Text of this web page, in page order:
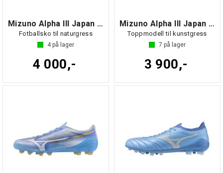
Mizuno Alpha III Japan MIX
Fotballsko til naturgress
4på lager
4 000,-
Mizuno Alpha III Japan AG
Toppmodell til kunstgress
7 på lager
3 900,-